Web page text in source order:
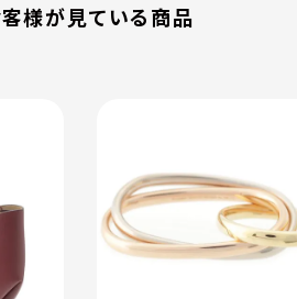
様が見ている商品